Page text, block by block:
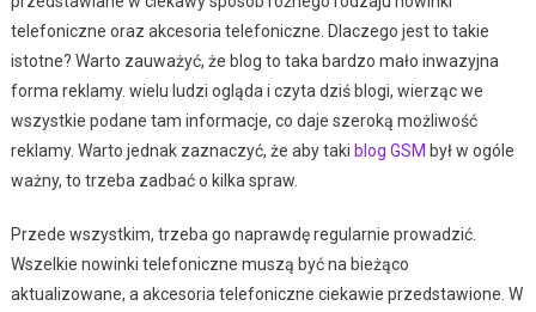
telefoniczne oraz akcesoria telefoniczne. Dlaczego jest to takie
istotne? Warto zauważyć, że blog to taka bardzo mało inwazyjna
forma reklamy. wielu ludzi ogląda i czyta dziś blogi, wierząc we
wszystkie podane tam informacje, co daje szeroką możliwość
reklamy. Warto jednak zaznaczyć, że aby taki blog GSM był w ogóle
ważny, to trzeba zadbać o kilka spraw.
Przede wszystkim, trzeba go naprawdę regularnie prowadzić.
Wszelkie nowinki telefoniczne muszą być na bieżąco
aktualizowane, a akcesoria telefoniczne ciekawie przedstawione. W